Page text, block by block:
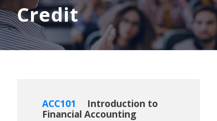
Credit
ACC101
Introduction to
Financial Accounting